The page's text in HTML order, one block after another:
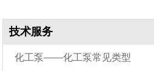
技术服务
化工泵——化工泵常见类型